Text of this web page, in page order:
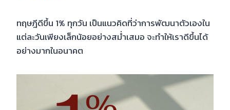
ทฤษฎีดีขึ้น 1% ทุกวัน เป็นแนวคิดที่ว่าการพัฒนาตัวเองใน
แต่ละวันเพียงเล็กน้อยอย่างสม่ำเสมอ จะทำให้เราดีขึ้นได้
อย่างมากในอนาคต